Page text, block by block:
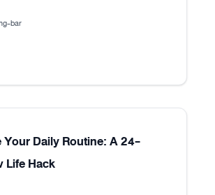
bar
Daily Routine: A 24-
Life Hack